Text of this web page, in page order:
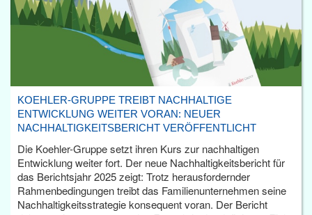
KOEHLER-GRUPPE TREIBT NACHHALTIGE
ENTWICKLUNG WEITER VORAN: NEUER
NACHHALTIGKEITSBERICHT VERÖFFENTLICHT
Die Koehler-Gruppe setzt ihren Kurs zur nachhaltigen
Entwicklung weiter fort. Der neue Nachhaltigkeitsbericht für
das Berichtsjahr 2025 zeigt: Trotz herausfordernder
Rahmenbedingungen treibt das Familienunternehmen seine
Nachhaltigkeitsstrategie konsequent voran. Der Bericht